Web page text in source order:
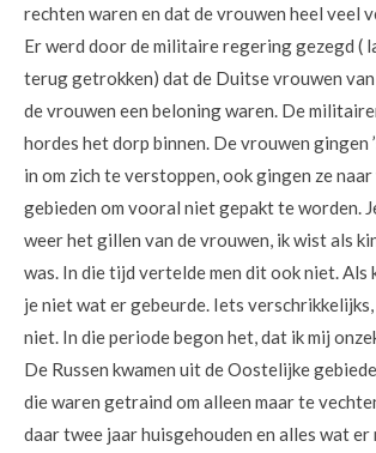
rechten waren en dat de vrouwen heel veel
Er werd door de militaire regering gezegd (
terug getrokken) dat de Duitse vrouwen
de vrouwen een beloning waren. De
hordes het dorp binnen. De vrouwen gingen
in om zich te verstoppen, ook gingen ze
gebieden om vooral niet gepakt te worden.
weer het gillen van de vrouwen, ik wist als
was. In die tijd vertelde men dit ook niet. Als
je niet wat er gebeurde. Iets
niet. In die periode begon het, dat ik mij
De Russen kwamen uit de Oostelijke
die waren getraind om alleen maar te
daar twee jaar huisgehouden en alles wat er